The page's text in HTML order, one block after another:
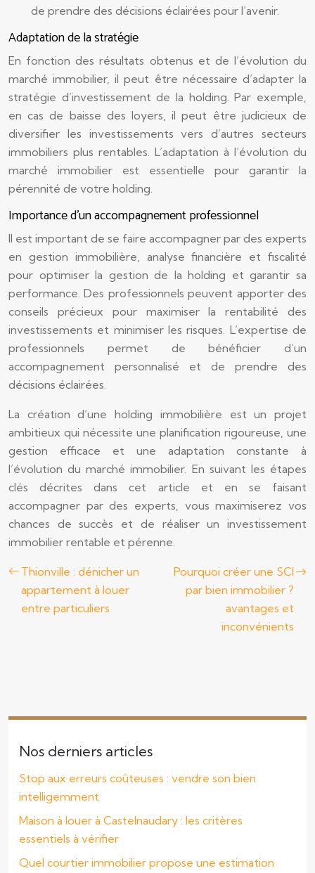
de prendre des décisions éclairées pour l’avenir.
Adaptation de la stratégie
En fonction des résultats obtenus et de l’évolution du
marché immobilier, il peut être nécessaire d’adapter la
stratégie d’investissement de la holding. Par exemple,
en cas de baisse des loyers, il peut être judicieux de
diversifier les investissements vers d’autres secteurs
immobiliers plus rentables. L’adaptation à l’évolution du
marché immobilier est essentielle pour garantir la
pérennité de votre holding.
Importance d’un accompagnement professionnel
Il est important de se faire accompagner par des experts
en gestion immobilière, analyse financière et fiscalité
pour optimiser la gestion de la holding et garantir sa
performance. Des professionnels peuvent apporter des
conseils précieux pour maximiser la rentabilité des
investissements et minimiser les risques. L’expertise de
professionnels permet de bénéficier d’un
accompagnement personnalisé et de prendre des
décisions éclairées.
La création d’une holding immobilière est un projet
ambitieux qui nécessite une planification rigoureuse, une
gestion efficace et une adaptation constante à
l’évolution du marché immobilier. En suivant les étapes
clés décrites dans cet article et en se faisant
accompagner par des experts, vous maximiserez vos
chances de succès et de réaliser un investissement
immobilier rentable et pérenne.
Thionville : dénicher un
appartement à louer
entre particuliers
Pourquoi créer une SCI
par bien immobilier ?
avantages et
inconvénients
Nos derniers articles
Stop aux erreurs coûteuses : vendre son bien
intelligemment
Maison à louer à Castelnaudary : les critères
essentiels à vérifier
Quel courtier immobilier propose une estimation